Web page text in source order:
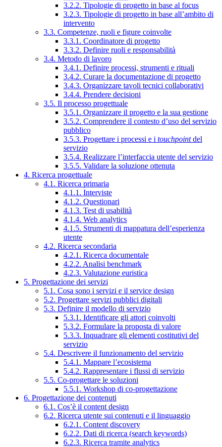
3.2.2. Tipologie di progetto in base al focus
3.2.3. Tipologie di progetto in base all’ambito di
intervento
3.3. Competenze, ruoli e figure coinvolte
3.3.1. Coordinatore di progetto
3.3.2. Definire ruoli e responsabilità
3.4. Metodo di lavoro
3.4.1. Definire processi, strumenti e rituali
3.4.2. Curare la documentazione di progetto
3.4.3. Organizzare tavoli tecnici collaborativi
3.4.4. Prendere decisioni
3.5. Il processo progettuale
3.5.1. Organizzare il progetto e la sua gestione
3.5.2. Comprendere il contesto d’uso del servizio
pubblico
3.5.3. Progettare i processi e i touchpointdel
servizio
3.5.4. Realizzare l’interfaccia utente del servizio
3.5.5. Validare la soluzione ottenuta
4. Ricerca progettuale
4.1. Ricerca primaria
4.1.1. Interviste
4.1.2. Questionari
4.1.3. Test di usabilità
4.1.4. Web analytics
4.1.5. Strumenti di mappatura dell’esperienza
utente
4.2. Ricerca secondaria
4.2.1. Ricerca documentale
4.2.2. Analisi benchmark
4.2.3. Valutazione euristica
5. Progettazione dei servizi
5.1. Cosa sono i servizi e il service design
5.2. Progettare servizi pubblici digitali
5.3. Definire il modello di servizio
5.3.1. Identificare gli attori coinvolti
5.3.2. Formulare la proposta di valore
5.3.3. Inquadrare gli elementi costitutivi del
servizio
5.4. Descrivere il funzionamento del servizio
5.4.1. Mappare l’ecosistema
5.4.2. Rappresentare i flussi di servizio
5.5. Co-progettare le soluzioni
5.5.1. Workshop di co-progettazione
6. Progettazione dei contenuti
6.1. Cos’è il content design
6.2. Ricerca utente sui contenuti e il linguaggio
6.2.1. Content discovery
6.2.2. Dati di ricerca (search keywords)
6.2.3. Ricerca tramite analytics